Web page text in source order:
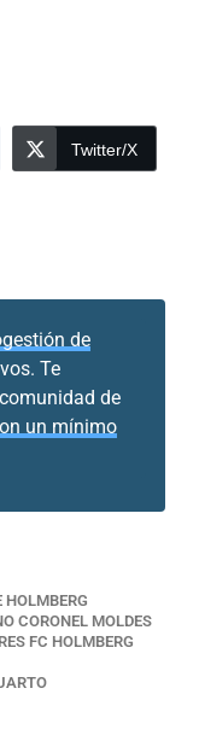
Twitter/X
de
Te
de
un mínimo
CORONEL MOLDES
FC HOLMBERG